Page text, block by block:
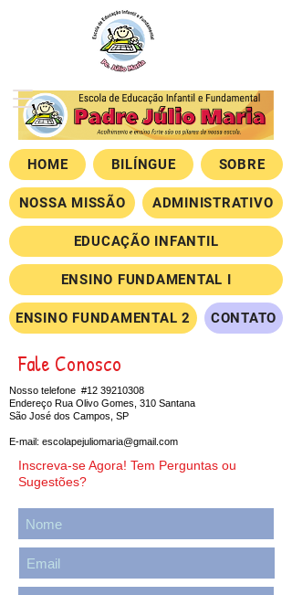
HOME BILÍNGUE SOBRE
NOSSA MISSÃO ADMINISTRATIVO
EDUCAÇÃO INFANTIL
ENSINO FUNDAMENTAL I
ENSINO FUNDAMENTAL 2 CONTATO
Fale Conosco
Nosso telefone #12 39210308
Endereço Rua Olivo Gomes, 310 Santana
São José dos Campos, SP
E-mail: escolapejuliomaria@gmail.com
Inscreva-se Agora! Tem Perguntas ou
Sugestões?